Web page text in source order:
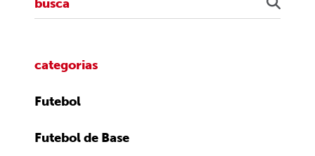
categorias
Futebol
Futebol de Base